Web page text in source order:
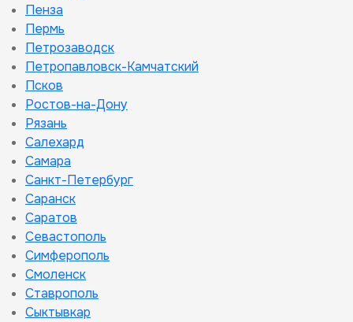
Пенза
Пермь
Петрозаводск
Петропавловск-Камчатский
Псков
Ростов-на-Дону
Рязань
Салехард
Самара
Санкт-Петербург
Саранск
Саратов
Севастополь
Симферополь
Смоленск
Ставрополь
Сыктывкар